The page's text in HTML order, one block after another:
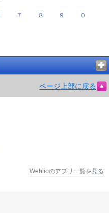
７ ８ ９ ０
ページ上部に戻る
Weblioのアプリ一覧を見る